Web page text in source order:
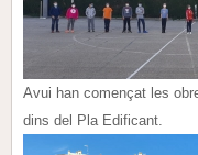
Avui han començat les
dins del Pla Edificant.